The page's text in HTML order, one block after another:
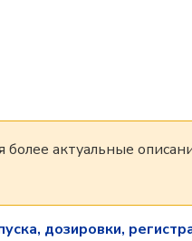
актуальные
дозировки,